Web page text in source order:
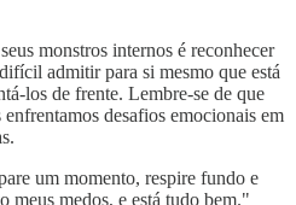
monstros internos é reconhecer
admitir para si mesmo que está
los de frente. Lembre-se de que
desafios emocionais em
um momento, respire fundo e
meus medos, e está tudo bem."